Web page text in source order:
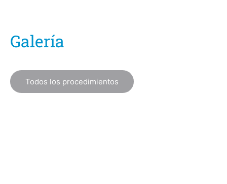
Galería
Todos los procedimientos